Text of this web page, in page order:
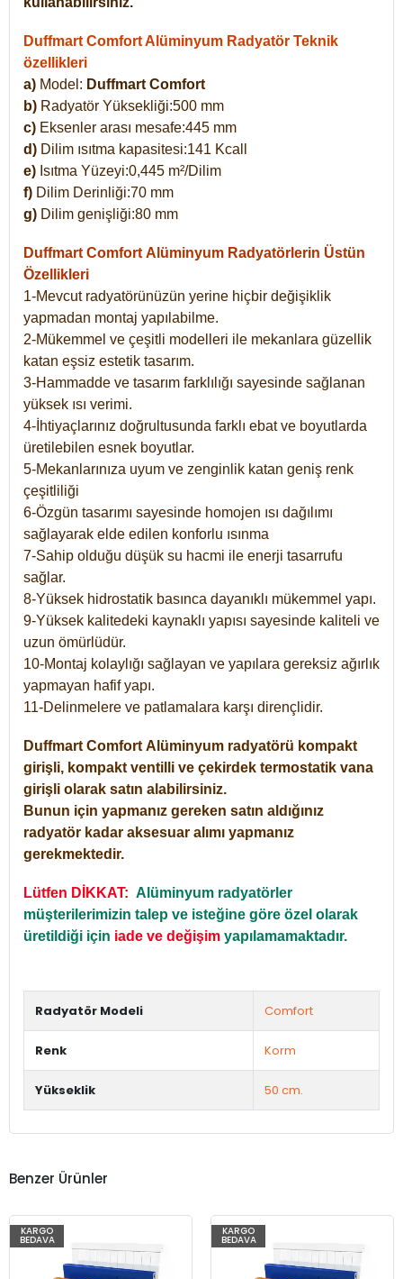
Duffmart Comfort Alüminyum Radyatör Teknik
özellikleri
a) Model: Duffmart Comfort
b) Radyatör Yüksekliği:500 mm
c) Eksenler arası mesafe:445 mm
d) Dilim ısıtma kapasitesi:141 Kcall
e) Isıtma Yüzeyi:0,445 m²/Dilim
f) Dilim Derinliği:70 mm
g) Dilim genişliği:80 mm
Duffmart Comfort Alüminyum Radyatörlerin Üstün
Özellikleri
1-Mevcut radyatörünüzün yerine hiçbir değişiklik
yapmadan montaj yapılabilme.
2-Mükemmel ve çeşitli modelleri ile mekanlara güzellik
katan eşsiz estetik tasarım.
3-Hammadde ve tasarım farklılığı sayesinde sağlanan
yüksek ısı verimi.
4-İhtiyaçlarınız doğrultusunda farklı ebat ve boyutlarda
üretilebilen esnek boyutlar.
5-Mekanlarınıza uyum ve zenginlik katan geniş renk
çeşitliliği
6-Özgün tasarımı sayesinde homojen ısı dağılımı
sağlayarak elde edilen konforlu ısınma
7-Sahip olduğu düşük su hacmi ile enerji tasarrufu
sağlar.
8-Yüksek hidrostatik basınca dayanıklı mükemmel yapı.
9-Yüksek kalitedeki kaynaklı yapısı sayesinde kaliteli ve
uzun ömürlüdür.
10-Montaj kolaylığı sağlayan ve yapılara gereksiz ağırlık
yapmayan hafif yapı.
11-Delinmelere ve patlamalara karşı dirençlidir.
Duffmart Comfort Alüminyum radyatörü kompakt
girişli, kompakt ventilli ve çekirdek termostatik vana
girişli olarak satın alabilirsiniz.
Bunun için yapmanız gereken satın aldığınız
radyatör kadar aksesuar alımı yapmanız
gerekmektedir.
Lütfen DİKKAT: Alüminyum radyatörler
müşterilerimizin talep ve isteğine göre özel olarak
üretildiği için iade ve değişim yapılamamaktadır.
Radyatör Modeli Comfort
Renk Korm
Yükseklik 50 cm.
Benzer Ürünler
KARGO
BEDAVA
KARGO
BEDAVA